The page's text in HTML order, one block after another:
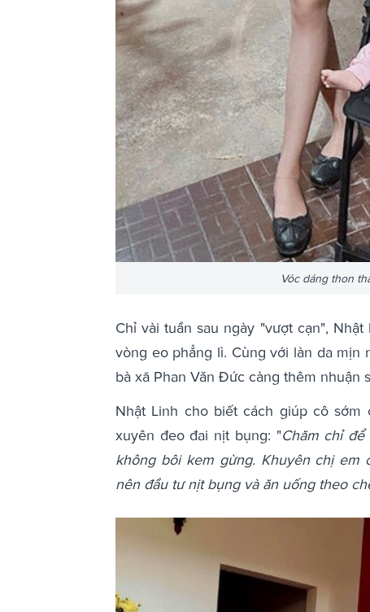
Vóc dáng thon
Chỉ vài tuần sau ngày "vượt cạn",
vòng eo phẳng lì. Cùng với làn da mịn
bà xã Phan Văn Đức càng thêm nhuận
Nhật Linh cho biết cách giúp cô
xuyên đeo đai nịt bụng: "Chăm chỉ
không bôi kem gừng. Khuyên chị em
nên đầu tư nịt bụng và ăn uống theo